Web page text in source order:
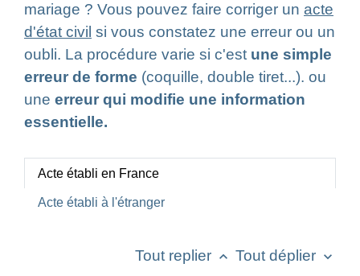
mariage ? Vous pouvez faire corriger un acte
d'état civil si vous constatez une erreur ou un
oubli. La procédure varie si c'est une simple
erreur de forme (coquille, double tiret...). ou
une erreur qui modifie une information
essentielle.
Acte établi en France
Acte établi à l'étranger
Tout replier keyboard_arrow_up Tout déplier keyboard_arrow_down